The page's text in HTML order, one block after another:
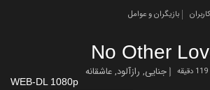
بازیگران و عوامل
No Other
119 دقیقه جنایی, رازآلود,عاشقانه
WEB-DL 1080p